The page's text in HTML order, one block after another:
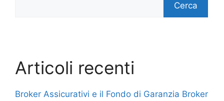
Cerca
Articoli recenti
Broker Assicurativi e il Fondo di Garanzia Broker